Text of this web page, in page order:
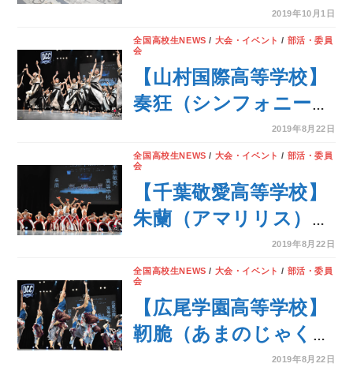
2019年10月1日
全国高校生NEWS / 大会・イベント / 部活・委員
会
【山村国際高等学校】
奏狂（シンフォニー）
のテーマでダンスを披
露！＜第7回 DANCE
CLUB
CHAMPIONSHIP＞
2019年8月22日
全国高校生NEWS / 大会・イベント / 部活・委員
会
【千葉敬愛高等学校】
朱蘭（アマリリス）の
テーマでダンスを披
露！＜第7回 DANCE
CLUB
CHAMPIONSHIP＞
2019年8月22日
全国高校生NEWS / 大会・イベント / 部活・委員
会
【広尾学園高等学校】
靭脆（あまのじゃく）
のテーマでダンスを披
2019年8月22日